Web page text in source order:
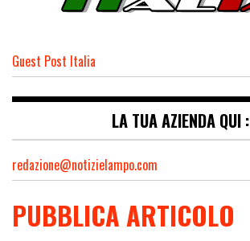
Guest Post Italia
LA TUA AZIENDA QUI :
redazione@notizielampo.com
PUBBLICA ARTICOLO